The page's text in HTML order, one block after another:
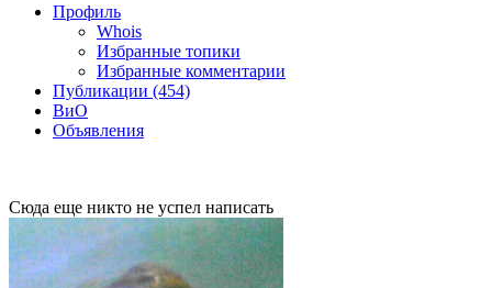
Профиль
Whois
Избранные топики
Избранные комментарии
Публикации (454)
ВиО
Объявления
Сюда еще никто не успел написать